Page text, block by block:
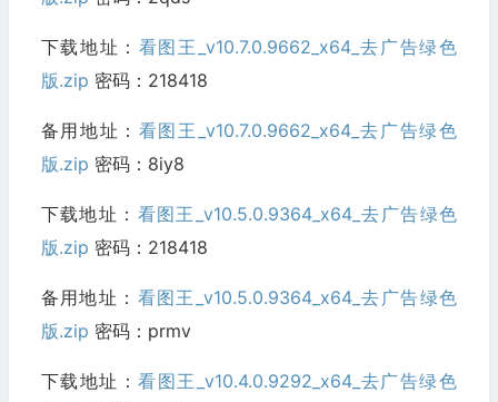
下载地址： 看图王_v10.7.0.9662_x64_去广告绿色
版.zip 密码：218418
备用地址： 看图王_v10.7.0.9662_x64_去广告绿色
版.zip 密码：8iy8
下载地址： 看图王_v10.5.0.9364_x64_去广告绿色
版.zip 密码：218418
备用地址： 看图王_v10.5.0.9364_x64_去广告绿色
版.zip 密码：prmv
下载地址：看图王_v10.4.0.9292_x64_去广告绿色